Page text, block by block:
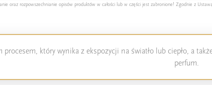
oraz rozpowszechnianie opisów produktów w całości lub w części jest zabronione! Zgodnie z
który wynika z ekspozycji na światło lub ciepło, a
perfum.